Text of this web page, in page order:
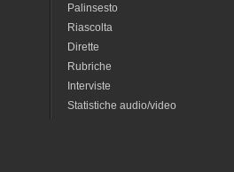
Palinsesto
Riascolta
Dirette
Rubriche
Interviste
Statistiche audio/video